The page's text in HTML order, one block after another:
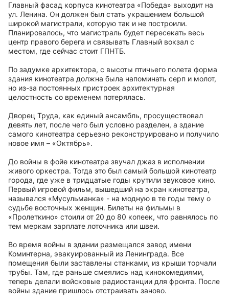
Главный фасад корпуса кинотеатра «Победа» выходит на
ул. Ленина. Он должен был стать украшением большой
широкой магистрали, которую так и не построили.
Планировалось, что магистраль будет пересекать весь
центр правого берега и связывать Главный вокзал с
местом, где сейчас стоит ГПНТБ.
По задумке архитектора, с высоты птичьего полета форма
здания кинотеатра должна была напоминать серп и молот,
но из-за постоянных пристроек архитектурная
целостность со временем потерялась.
Дворец Труда, как единый ансамбль, просуществовал
девять лет, после чего был условно разделен, а здание
самого кинотеатра серьезно реконструировано и получило
новое имя – «Октябрь».
До войны в фойе кинотеатра звучал джаз в исполнении
живого оркестра. Тогда это был самый большой кинотеатр
города, где уже в тридцатые годы крутили звуковое кино.
Первый игровой фильм, вышедший на экран кинотеатра,
назывался «Мусульманка» - на модную в те годы тему о
судьбе восточных женщин. Билеты на фильмы в
«Пролеткино» стоили от 20 до 80 копеек, что равнялось по
тем меркам зарплате лоточника или швеи.
Во время войны в здании размещался завод имени
Коминтерна, эвакуированный из Ленинграда. Все
помещения были заставлены станками, из крыши торчали
трубы. Там, где раньше смеялись над кинокомедиями,
теперь делали войсковые радиостанции для фронта. После
войны здание пришлось отстраивать заново.